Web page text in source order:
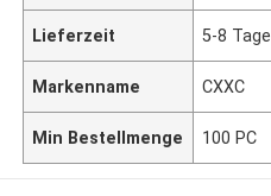
Lieferzeit 5-8 Tage
Markenname CXXC
Min Bestellmenge 100 PC